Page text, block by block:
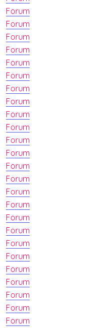
Forum
Forum
Forum
Forum
Forum
Forum
Forum
Forum
Forum
Forum
Forum
Forum
Forum
Forum
Forum
Forum
Forum
Forum
Forum
Forum
Forum
Forum
Forum
Forum
Forum